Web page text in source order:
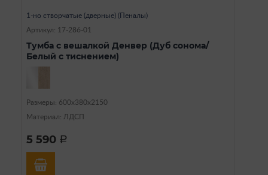
1-но створчатые (дверные) (Пеналы)
Артикул: 17-286-01
Тумба с вешалкой Денвер (Дуб сонома/
Белый с тиснением)
Размеры: 600х380х2150
Материал: ЛДСП
5 590 a